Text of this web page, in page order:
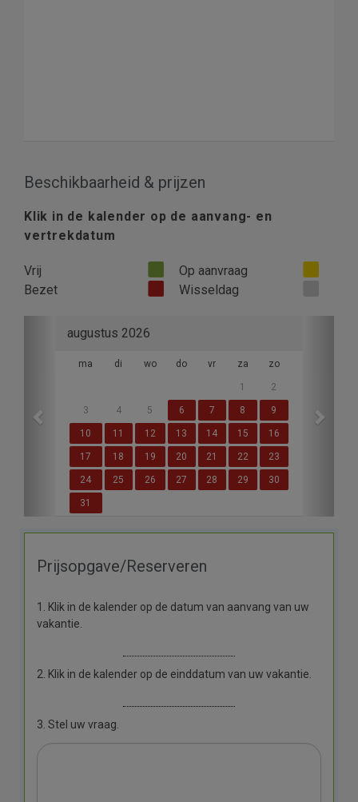
Beschikbaarheid & prijzen
Klik in de kalender op de aanvang- en
vertrekdatum
Vrij
Op aanvraag
Bezet
Wisseldag
augustus 2026
ma di wo do vr za zo
1 2
3 4 5 6 7 8 9
10 11 12 13 14 15 16
17 18 19 20 21 22 23
24 25 26 27 28 29 30
31
Previous
Prijsopgave/Reserveren
1. Klik in de kalender op de datum van aanvang van uw
vakantie.
2. Klik in de kalender op de einddatum van uw vakantie.
3. Stel uw vraag.